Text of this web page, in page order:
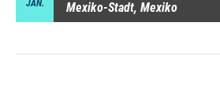
JAN. Mexiko-Stadt, Mexiko